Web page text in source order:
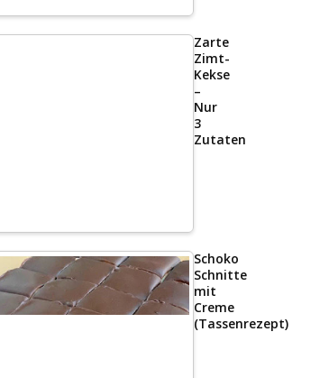
Zarte
Zimt-
Kekse
–
Nur
3
Zutaten
Schoko
Schnitte
mit
Creme
(Tassenrezept)